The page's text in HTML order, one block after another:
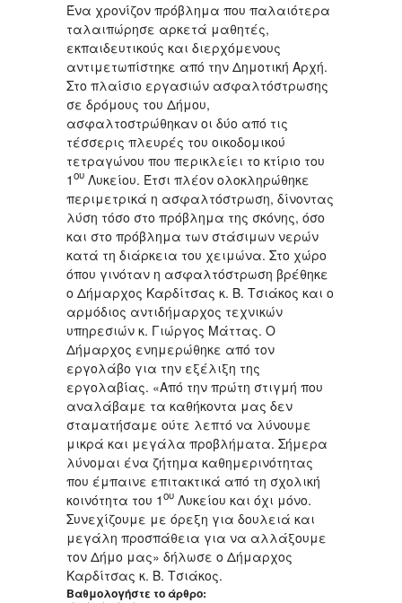
Ένα χρονίζον πρόβλημα που παλαιότερα
ταλαιπώρησε αρκετά μαθητές,
εκπαιδευτικούς και διερχόμενους
αντιμετωπίστηκε από την Δημοτική Αρχή.
Στο πλαίσιο εργασιών ασφαλτόστρωσης
σε δρόμους του Δήμου,
ασφαλτοστρώθηκαν οι δύο από τις
τέσσερις πλευρές του οικοδομικού
τετραγώνου που περικλείει το κτίριο του
1ου Λυκείου. Έτσι πλέον ολοκληρώθηκε
περιμετρικά η ασφαλτόστρωση, δίνοντας
λύση τόσο στο πρόβλημα της σκόνης, όσο
και στο πρόβλημα των στάσιμων νερών
κατά τη διάρκεια του χειμώνα. Στο χώρο
όπου γινόταν η ασφαλτόστρωση βρέθηκε
ο Δήμαρχος Καρδίτσας κ. Β. Τσιάκος και ο
αρμόδιος αντιδήμαρχος τεχνικών
υπηρεσιών κ. Γιώργος Μάττας. Ο
Δήμαρχος ενημερώθηκε από τον
εργολάβο για την εξέλιξη της
εργολαβίας. «Από την πρώτη στιγμή που
αναλάβαμε τα καθήκοντα μας δεν
σταματήσαμε ούτε λεπτό να λύνουμε
μικρά και μεγάλα προβλήματα. Σήμερα
λύνομαι ένα ζήτημα καθημερινότητας
που έμπαινε επιτακτικά από τη σχολική
κοινότητα του 1ου Λυκείου και όχι μόνο.
Συνεχίζουμε με όρεξη για δουλειά και
μεγάλη προσπάθεια για να αλλάξουμε
τον Δήμο μας» δήλωσε ο Δήμαρχος
Καρδίτσας κ. Β. Τσιάκος.
Βαθμολογήστε το άρθρο: